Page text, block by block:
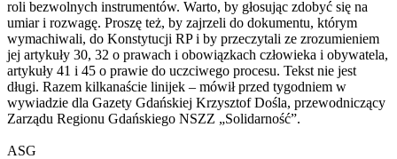
roli bezwolnych instrumentów. Warto, by głosując zdobyć się na
umiar i rozwagę. Proszę też, by zajrzeli do dokumentu, którym
wymachiwali, do Konstytucji RP i by przeczytali ze zrozumieniem
jej artykuły 30, 32 o prawach i obowiązkach człowieka i obywatela,
artykuły 41 i 45 o prawie do uczciwego procesu. Tekst nie jest
długi. Razem kilkanaście linijek – mówił przed tygodniem w
wywiadzie dla Gazety Gdańskiej Krzysztof Dośla, przewodniczący
Zarządu Regionu Gdańskiego NSZZ „Solidarność”.
ASG